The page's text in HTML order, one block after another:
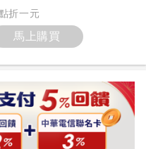
折一元
馬上購買